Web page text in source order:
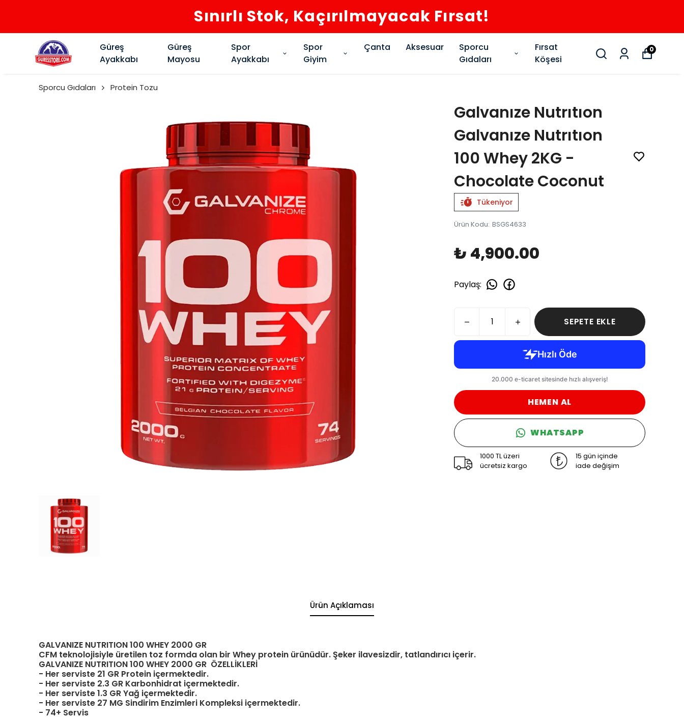
Sınırlı Stok, Kaçırılmayacak Fırsat!
Güreş
Ayakkabı
Güreş
Mayosu
Spor
Ayakkabı
Spor
Giyim
Çanta Aksesuar
Sporcu
Gıdaları
Fırsat
Köşesi
0
Sporcu Gıdaları Protein Tozu
Galvanıze Nutrıtıon
Galvanıze Nutrıtıon
100 Whey 2KG -
Chocolate Coconut
Tükeniyor
Ürün Kodu: BSGS4633
₺ 4,900.00
Paylaş:
SEPETE EKLE
HEMEN AL
WHATSAPP
1000 TL üzeri
ücretsiz kargo
15 gün içinde
iade değişim
Ürün Açıklaması
GALVANIZE NUTRITION 100 WHEY 2000 GR
CFM teknolojisiyle üretilen toz formda olan bir Whey protein ürünüdür. Şeker ilavesizdir, tatlandırıcı içerir.
GALVANIZE NUTRITION 100 WHEY 2000 GR ÖZELLİKLERİ
- Her serviste 21 GR Protein içermektedir.
- Her serviste 2.3 GR Karbonhidrat içermektedir.
- Her serviste 1.3 GR Yağ içermektedir.
- Her serviste 27 MG Sindirim Enzimleri Kompleksi içermektedir.
- 74+ Servis